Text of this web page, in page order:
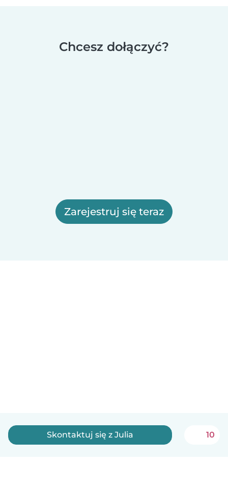
Chcesz dołączyć?
Zarejestruj się teraz
Skontaktuj się z Julia 10